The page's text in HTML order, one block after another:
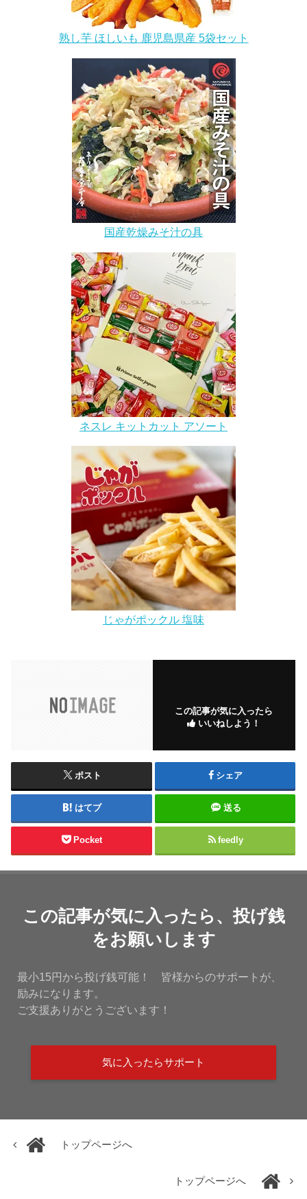
熟し芋 ほしいも 鹿児島県産 5袋セット
国産乾燥みそ汁の具
ネスレ キットカット アソート
じゃがポックル 塩味
この記事が気に入ったら
いいねしよう！
ポスト シェア
はてブ 送る
Pocket feedly
この記事が気に入ったら、投げ銭
をお願いします
最小15円から投げ銭可能！ 皆様からのサポートが、
励みになります。
ご支援ありがとうございます！
気に入ったらサポート
トップページへ
トップページへ